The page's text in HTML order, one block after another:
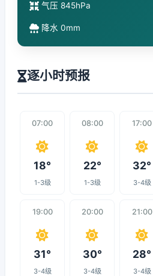
气压 845hPa
降水 0mm
逐小时预报
07:00
18°
1-3级
08:00
22°
1-3级
17:00
32°
3-4级
19:00
31°
3-4级
20:00
30°
3-4级
21:00
28°
3-4级